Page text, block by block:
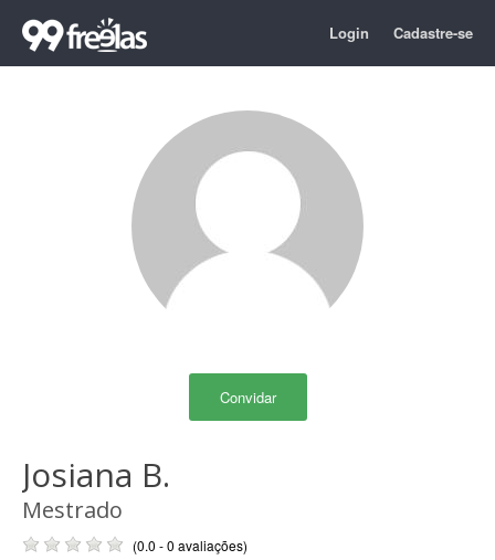
Login Cadastre-se
Convidar
Josiana B.
Mestrado
(0.0 - 0 avaliações)